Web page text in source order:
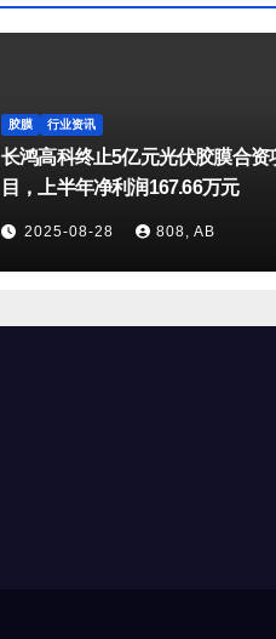
胶膜 行业资讯
长鸿高科终止5亿元光伏胶膜合资
目，上半年净利润167.66万元
2025-08-28 808, AB